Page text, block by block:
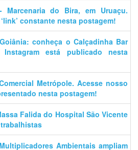
Marcenaria do Bira, em Uruaçu.
constante nesta postagem!
conheça o Calçadinha Bar
está publicado nesta
Metrópole. Acesse nosso
nesta postagem!
Falida do Hospital São Vicente
Ambientais ampliam